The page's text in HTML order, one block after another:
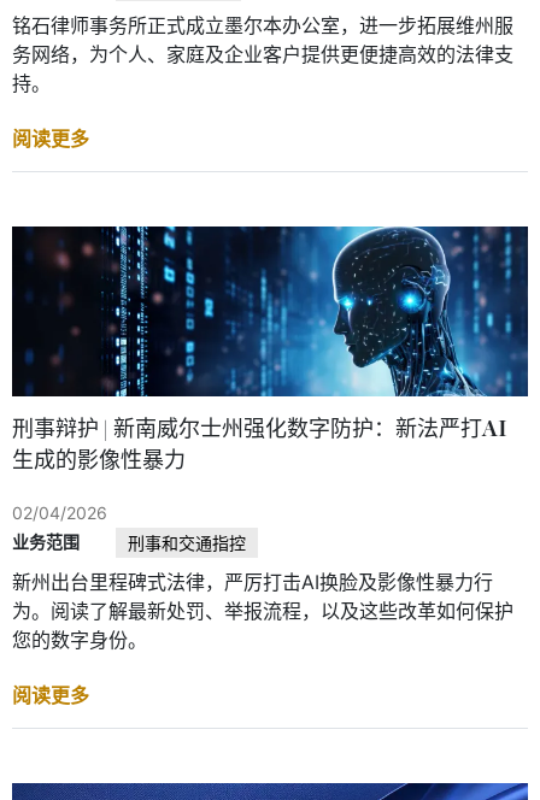
铭石律师事务所正式成立墨尔本办公室，进一步拓展维州服
务网络，为个人、家庭及企业客户提供更便捷高效的法律支
持。
阅读更多
刑事辩护 | 新南威尔士州强化数字防护：新法严打AI
生成的影像性暴力
02/04/2026
业务范围
刑事和交通指控
新州出台里程碑式法律，严厉打击AI换脸及影像性暴力行
为。阅读了解最新处罚、举报流程，以及这些改革如何保护
您的数字身份。
阅读更多